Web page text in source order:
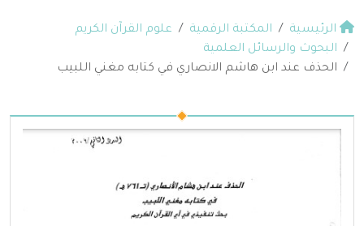
الرئيسية المكتبة الرقمية
علوم القرآن الكريم
البحوث والرسائل العلمية
الحذف عند ابن هاشم الانصاري في كتابه مغني اللبيب